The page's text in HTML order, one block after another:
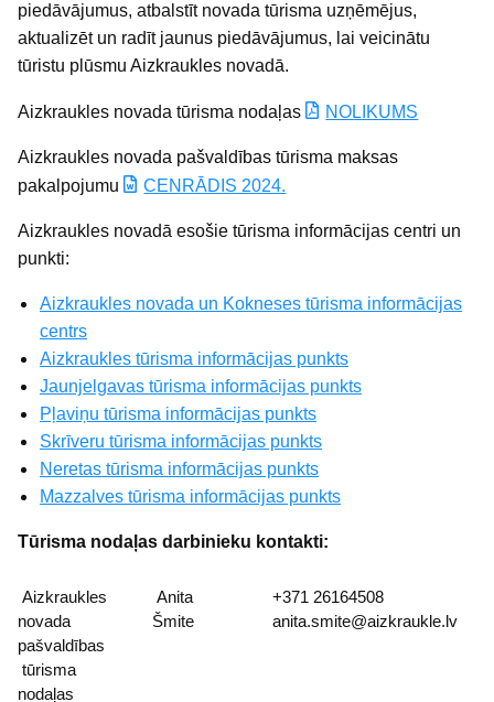
piedāvājumus, atbalstīt novada tūrisma uzņēmējus,
aktualizēt un radīt jaunus piedāvājumus, lai veicinātu
tūristu plūsmu Aizkraukles novadā.
Aizkraukles novada tūrisma nodaļas NOLIKUMS
Aizkraukles novada pašvaldības tūrisma maksas
pakalpojumu
CENRĀDIS 2024.
Aizkraukles novadā esošie tūrisma informācijas centri un
punkti:
Aizkraukles novada un Kokneses tūrisma informācijas
centrs
Aizkraukles tūrisma informācijas punkts
Jaunjelgavas tūrisma informācijas punkts
Pļaviņu tūrisma informācijas punkts
Skrīveru tūrisma informācijas punkts
Neretas tūrisma informācijas punkts
Mazzalves tūrisma informācijas punkts
Tūrisma nodaļas darbinieku kontakti:
Aizkraukles
novada
pašvaldības
tūrisma
nodaļas
Anita
Šmite
+371 26164508
anita.smite@aizkraukle.lv